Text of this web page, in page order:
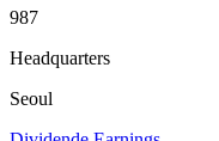
987
Headquarters
Seoul